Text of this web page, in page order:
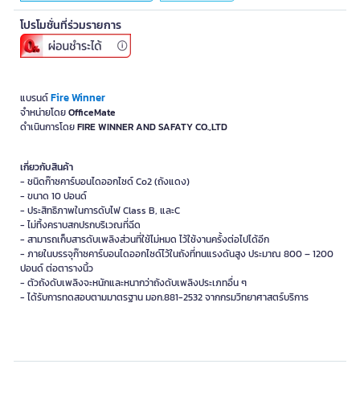
แบรนด์Fire Winner
จำหน่ายโดยOfficeMate
ดำเนินการโดยFIRE WINNER AND SAFATY CO.,LTD
โปรโมชั่นที่ร่วมรายการ
เกี่ยวกับสินค้า
- ชนิดก๊าซคาร์บอนไดออกไซด์ Co2 (ถังแดง)
- ขนาด 10 ปอนด์
- ประสิทธิภาพในการดับไฟ Class B, และC
- ไม่ทิ้งคราบสกปรกบริเวณที่ฉีด
- สามารถเก็บสารดับเพลิงส่วนที่ใช้ไม่หมด ไว้ใช้งานครั้งต่อไปได้อีก
- ภายในบรรจุก๊าซคาร์บอนไดออกไซด์ไว้ในถังที่ทนแรงดันสูง ประมาณ 800 – 1200
ปอนด์ ต่อตารางนิ้ว
- ตัวถังดับเพลิงจะหนักและหนากว่าถังดับเพลิงประเภทอื่น ๆ
- ได้รับการทดสอบตามมาตรฐาน มอก.881-2532 จากกรมวิทยาศาสตร์บริการ